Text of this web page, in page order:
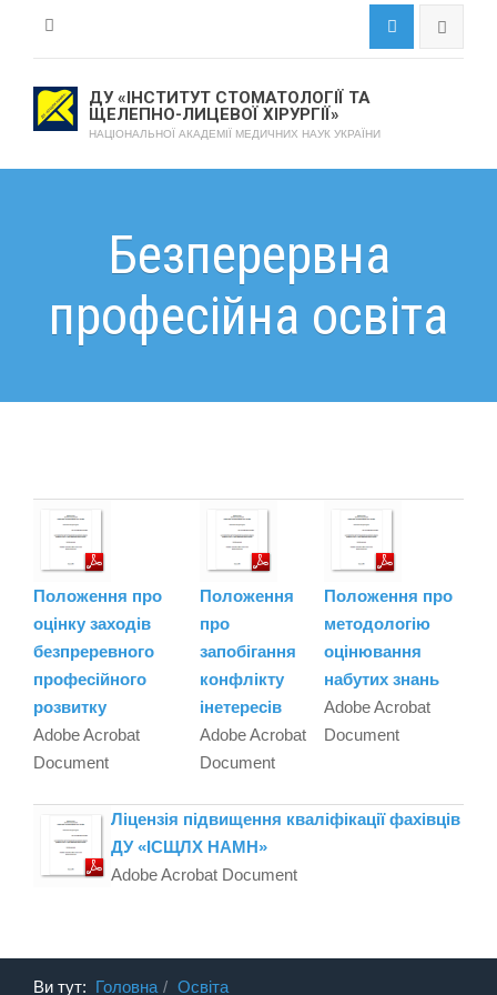
ДУ «ІНСТИТУТ СТОМАТОЛОГІЇ ТА
ЩЕЛЕПНО-ЛИЦЕВОЇ ХІРУРГІЇ»
НАЦІОНАЛЬНОЇ АКАДЕМІЇ МЕДИЧНИХ НАУК УКРАЇНИ
Безперервна
професійна освіта
Положення про
оцінку заходів
безпреревного
професійного
розвитку
Adobe Acrobat
Document
Положення
про
запобігання
конфлікту
інетересів
Adobe Acrobat
Document
Положення про
методологію
оцінювання
набутих знань
Adobe Acrobat
Document
Ліцензія підвищення кваліфікації фахівців
ДУ «ІСЩЛХ НАМН»
Adobe Acrobat Document
Ви тут: Головна Освіта